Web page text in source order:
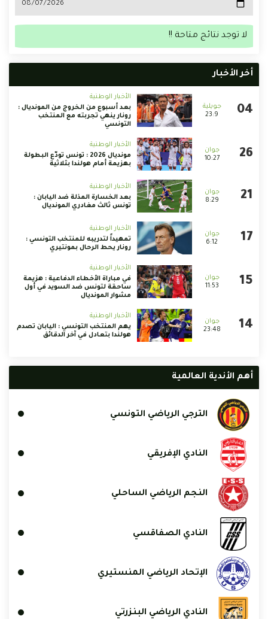
لا توجد نتائج متاحة !!
أخر الأخبار
23:9
الأخبار الوطنية
بعد أسبوع من الخروج من المونديال :
رونار ينهي تجربته مع المنتخب
التونسي
10:27
الأخبار الوطنية
مونديال 2026 : تونس تودّع البطولة
بهزيمة أمام هولندا بثلاثية
8:29
الأخبار الوطنية
بعد الخسارة المذلة ضد اليابان :
تونس ثالث مغادري المونديال
6:12
الأخبار الوطنية
تمهيداً لتدريبه للمنتخب التونسي :
رونار يحط الرحال بمونتيري
11:53
الأخبار الوطنية
في مباراة الأخطاء الدفاعية : هزيمة
ساحقة لتونس ضد السويد في أول
مشوار المونديال
23:48
الأخبار الوطنية
يهم المنتخب التونسي : اليابان تصدم
هولندا بتعادل في آخر الدقائق
أهم الأندية العالمية
الترجي الرياضي التونسي
النادي الإفريقي
النجم الرياضي الساحلي
النادي الصفاقسي
الإتحاد الرياضي المنستيري
النادي الرياضي البنزرتي